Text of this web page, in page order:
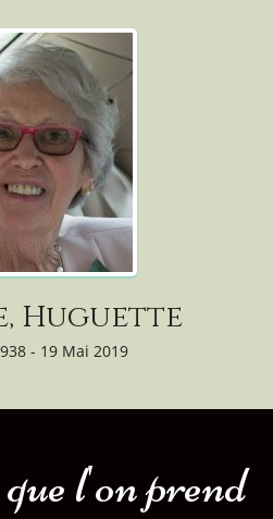
Huguette
- 19 Mai 2019
l'on prend